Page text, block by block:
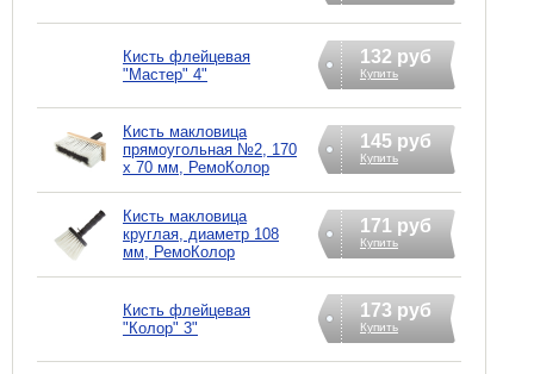
Кисть флейцевая
"Мастер" 4"
132 руб
Купить
Кисть макловица
прямоугольная №2, 170
х 70 мм, РемоКолор
145 руб
Купить
Кисть макловица
круглая, диаметр 108
мм, РемоКолор
171 руб
Купить
Кисть флейцевая
"Колор" 3"
173 руб
Купить